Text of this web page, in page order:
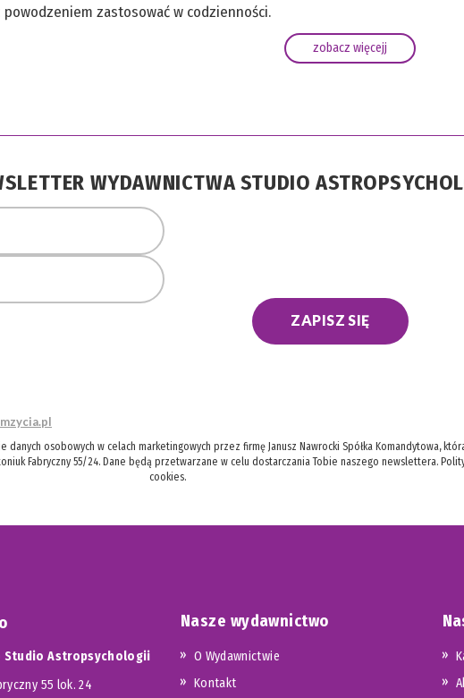
zastosować w codzienności.
zobacz więcejj
WYDAWNICTWA STUDIO
ZAPISZ SIĘ
osobowych w celach marketingowych przez firmę Janusz Nawrocki Spółka Komandytowa,
Fabryczny 55/24. Dane będą przetwarzane w celu dostarczania Tobie naszego newslettera.
cookies.
Studio Astropsychologii
55 lok. 24
Nasze wydawnictwo
O Wydawnictwie
Kontakt